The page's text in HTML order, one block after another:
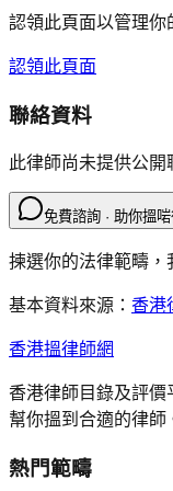
認領此頁面以管理你
認領此頁面
聯絡資料
此律師尚未提供公開
免費諮詢 · 助你搵
揀選你的法律範疇，
基本資料來源： 香港
香港搵律師網
香港律師目錄及評價
幫你搵到合適的律師
熱門範疇